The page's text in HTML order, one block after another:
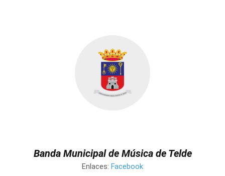
Banda Municipal de Música de Telde
Enlaces: Facebook